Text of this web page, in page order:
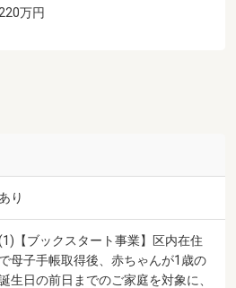
万円
あり
【ブックスタート事業】区内在住
で母子手帳取得後、赤ちゃんが1歳の
生日の前日までのご家庭を対象に、